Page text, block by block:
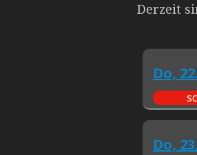
Derzeit
Do,
Do,